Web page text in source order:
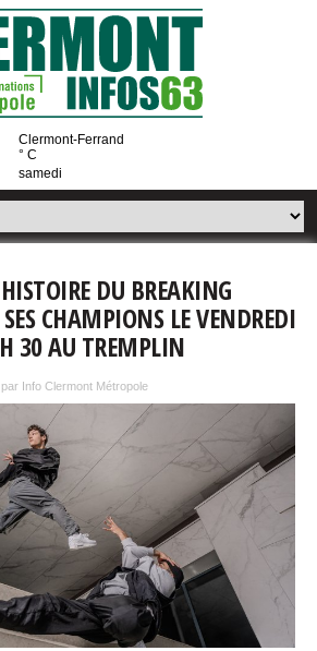
Clermont-Ferrand
° C
samedi
DU BREAKING
CHAMPIONS LE VENDREDI
30 AU TREMPLIN
Info Clermont Métropole